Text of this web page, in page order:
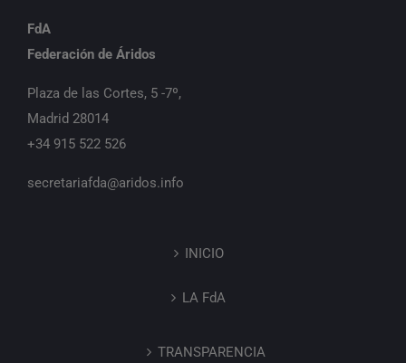
FdA
Federación de Áridos
Plaza de las Cortes, 5 -7º,
Madrid 28014
+34 915 522 526
secretariafda@aridos.info
INICIO
LA FdA
TRANSPARENCIA